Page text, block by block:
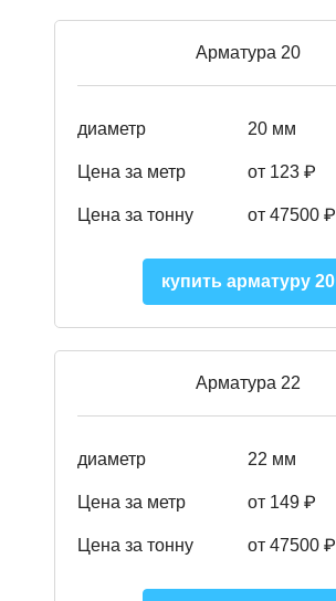
Арматура 20
диаметр 20 мм
Цена за метр от 123 ₽
Цена за тонну от 47500 ₽
купить арматуру 20
Арматура 22
диаметр 22 мм
Цена за метр от 149 ₽
Цена за тонну от 47500 ₽